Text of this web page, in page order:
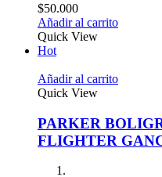
$50.000
Añadir al carrito
Quick View
Hot
Añadir al carrito
Quick View
PARKER
FLIGHTER